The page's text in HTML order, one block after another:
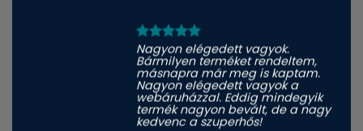
Nagyon elégedett vagyok.
Bármilyen terméket rendeltem,
másnapra már meg is kaptam.
Nagyon elégedett vagyok a
webáruházzal. Eddig mindegyik
termék nagyon bevált, de a nagy
kedvenc a szuperhős!